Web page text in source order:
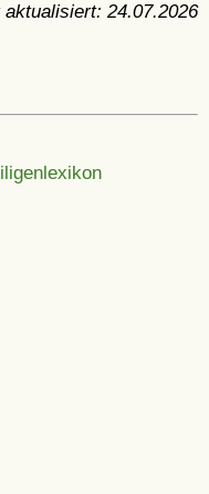
aktualisiert: 24.07.2026